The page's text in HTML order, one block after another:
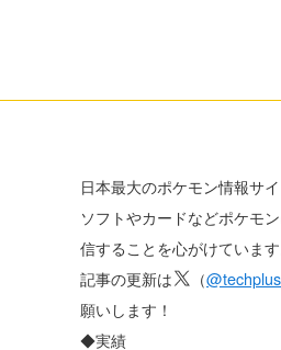
日本最大のポケモン情報サ
ソフトやカードなどポケモ
信することを心がけています
記事の更新は
（
願いします！
◆実績